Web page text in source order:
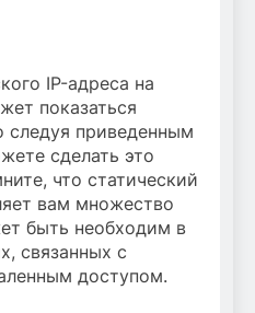
IP-адреса на
показаться
следуя приведенным
сделать это
что статический
вам множество
быть необходим в
связанных с
доступом.